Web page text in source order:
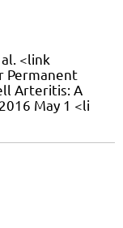
<link
Permanent
Arteritis: A
May 1 <li